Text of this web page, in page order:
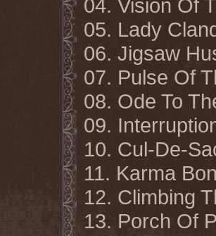
04. Vision Of
05. Lady
06. Jigsaw
07. Pulse Of
08. Ode To
09.
10. Cul-De-
11. Karma
12. Climbing
13. Porch Of